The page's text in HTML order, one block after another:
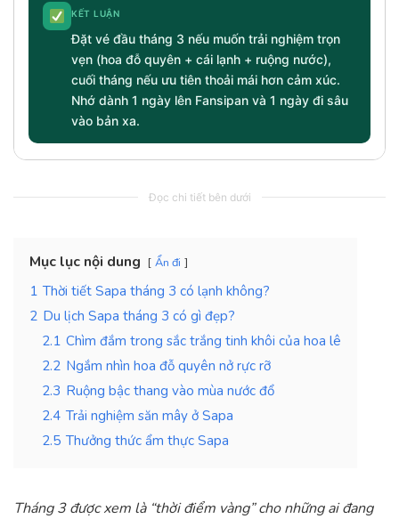
KẾT LUẬN
Đặt vé đầu tháng 3 nếu muốn trải nghiệm trọn
vẹn (hoa đỗ quyên + cái lạnh + ruộng nước),
cuối tháng nếu ưu tiên thoải mái hơn cảm xúc.
Nhớ dành 1 ngày lên Fansipan và 1 ngày đi sâu
vào bản xa.
Đọc chi tiết bên dưới
Mục lục nội dung Ẩn đi
1 Thời tiết Sapa tháng 3 có lạnh không?
2 Du lịch Sapa tháng 3 có gì đẹp?
2.1 Chìm đắm trong sắc trắng tinh khôi của hoa lê
2.2 Ngắm nhìn hoa đỗ quyên nở rực rỡ
2.3 Ruộng bậc thang vào mùa nước đổ
2.4 Trải nghiệm săn mây ở Sapa
2.5 Thưởng thức ẩm thực Sapa
Tháng 3 được xem là “thời điểm vàng” cho những ai đang